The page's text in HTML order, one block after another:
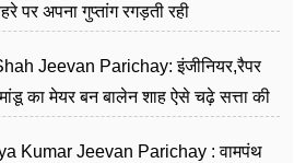
पर अपना गुप्तांग रगड़ती रही
Jeevan Parichay: इंजीनियर,रैपर
का मेयर बन बालेन शाह ऐसे चढ़े सत्ता की
Kumar Jeevan Parichay : वामपंथ